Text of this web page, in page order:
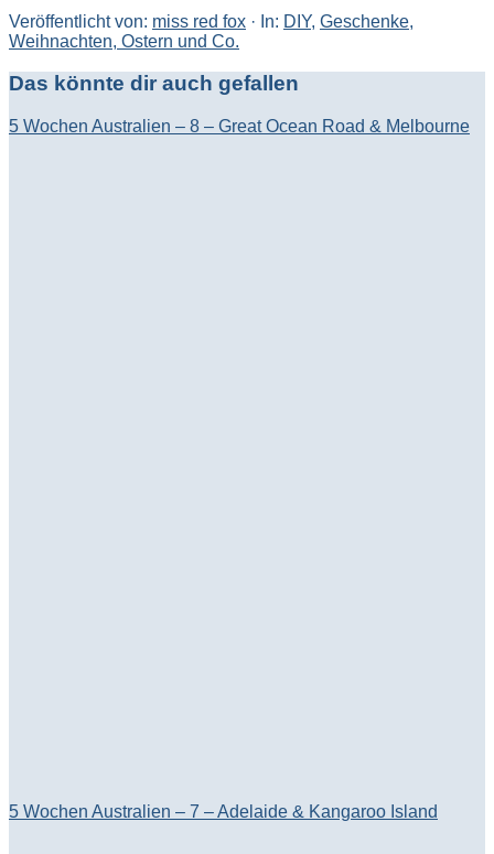
Veröffentlicht von: miss red fox · In: DIY, Geschenke,
Weihnachten, Ostern und Co.
Das könnte dir auch gefallen
5 Wochen Australien – 8 – Great Ocean Road & Melbourne
5 Wochen Australien – 7 – Adelaide & Kangaroo Island